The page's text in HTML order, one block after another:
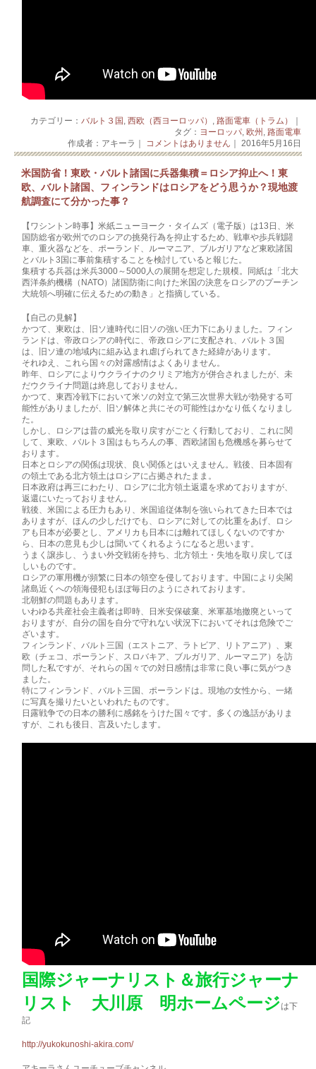
カテゴリー： バルト３国 , 西欧（西ヨーロッパ） , 路面電車（トラム）
タグ： ヨーロッパ, 欧州 , 路面電車
作成者：アキーラ｜ コメントはありません ｜ 2016年5月16日
米国防省！東欧・バルト諸国に兵器集積＝ロシア抑止へ！東
欧、バルト諸国、フィンランドはロシアをどう思うか？現地渡
航調査にて分かった事？
【ワシントン時事】米紙ニューヨーク・タイムズ（電子版）は13日、米
国防総省が欧州­­でのロシアの挑発行為を抑止するため、戦車や歩兵戦闘
車、重火器などを、ポーランド­、­ルーマニア、ブルガリアなど東欧諸国
とバルト3国に事前集積することを検討してい­ると­報じた。
集積する兵器は米兵3000～5000人の展開を想定した規模。同紙は「北大
西洋条約­­機構（NATO）諸国防衛に向けた米国の決意をロシアのプーチン
大統領へ明確に伝え­る­ための動き」と指摘している。
【自己の見解】
かつて、東欧は、旧ソ連時代に旧ソの強い圧力下にありました。フィン
ランドは、帝政ロ­­シアの時代に、帝政ロシアに支配され、バルト３国
は、旧ソ連の地域内に組み込まれ虐­げ­られてきた経緯があります。
それゆえ、これら国々の対露感情はよくありません。
昨年、ロシアによりウクライナのクリミア地方が併合されましたが、未
だウクライナ問題­­は終息しておりません。
かつて、東西冷戦下において米ソの対立で第三次世界大戦が勃発する可
能性がありました­­が、旧ソ解体と共にその可能性はかなり低くなりまし
た。
しかし、ロシアは昔の威光を取り戻すがごとく行動しており、これに関
して、東欧、バル­­ト３国はもちろんの事、西欧諸国も危機感を募らせて
おります。
日本とロシアの関係は現状、良い関係とはいえません。戦後、日本固有
の領土である北方­­領土はロシアに占拠されたまま。
日本政府は再三にわたり、ロシアに北方領土返還を求めておりますが、
返還にいたってお­­りません。
戦後、米国による圧力もあり、米国追従体制を強いられてきた日本では
ありますが、ほん­­の少しだけでも、ロシアに対しての比重をあげ、ロシ
アも日本が必要とし、アメリカも­日­本には離れてほしくないのですか
ら、日本の意見も少しは聞いてくれるようになると­思い­ます。
うまく譲歩し、うまい外交戦術を持ち、北方領土・失地を取り戻してほ
しいものです。
ロシアの軍用機が頻繁に日本の領空を侵しております。中国により尖閣
諸島近くへの領海­­侵犯もほぼ毎日のようにされております。
北朝鮮の問題もあります。
いわゆる共産社会主義者は即時、日米安保破棄、米軍基地撤廃といって
おりますが、自分­­の国を自分で守れない状況下においてそれは危険でご
ざいます。
フィンランド、バルト三国（エストニア、ラトビア、リトアニア）、東
欧（チェコ、ポー­­ランド、スロバキア、ブルガリア、ルーマニア）を訪
問した私ですが、それらの国々で­の­対日感情は非常に良い事に気がつき
ました。
特にフィンランド、バルト三国、ポーランドは。現地の女性から、一緒
に写真を撮りたい­­といわれたものです。
日露戦争での日本の勝利に感銘をうけた国々です。多くの逸話がありま
すが、これも後日­­、言及いたします。
国際ジャーナリスト＆旅行ジャーナ
リスト 大川原 明ホームページは下
記
http://yukokunoshi-akira.com/